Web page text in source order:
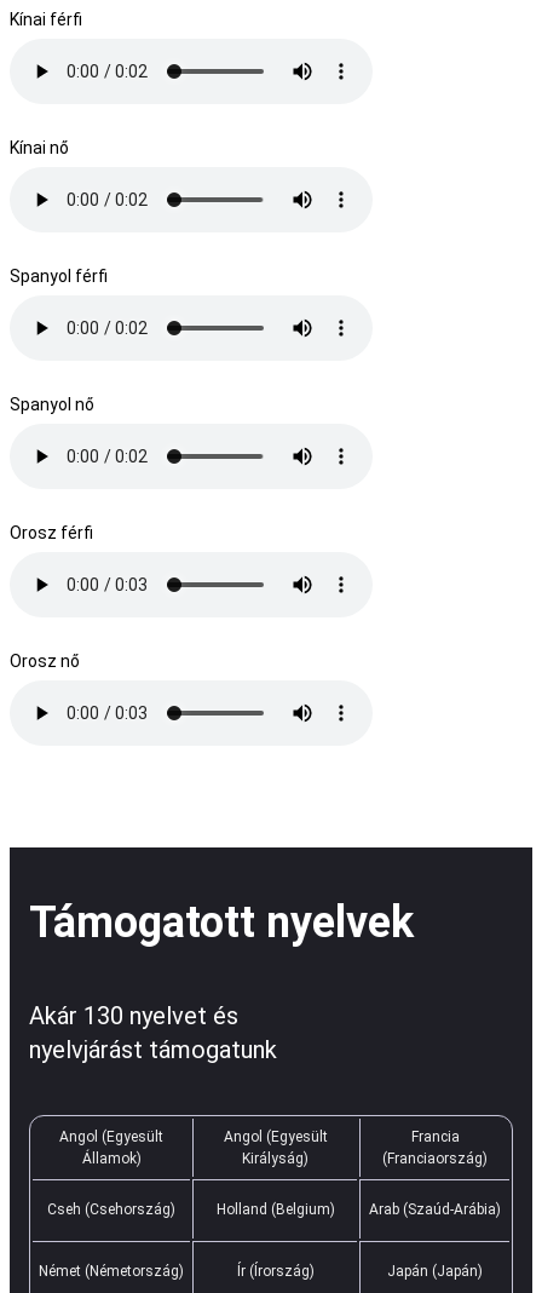
Kínai férfi
Kínai nő
Spanyol férfi
Spanyol nő
Orosz férfi
Orosz nő
Támogatott nyelvek
Akár 130 nyelvet és
nyelvjárást támogatunk
Angol (Egyesült
Államok)
Angol (Egyesült
Királyság)
Francia
(Franciaország)
Cseh (Csehország) Holland (Belgium) Arab (Szaúd-Arábia)
Német (Németország) Ír (Írország) Japán (Japán)